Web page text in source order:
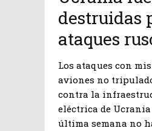
destruidas
ataques
Los ataques con
aviones no
contra la
eléctrica de
última semana no